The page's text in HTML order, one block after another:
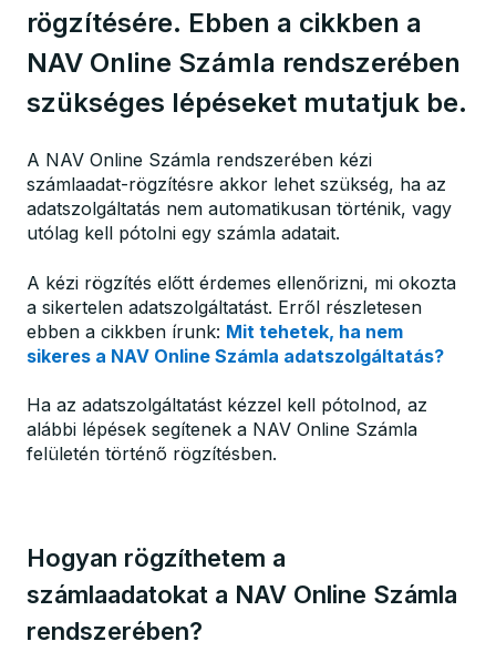
rögzítésére. Ebben a cikkben a
NAV Online Számla rendszerében
szükséges lépéseket mutatjuk be.
A NAV Online Számla rendszerében kézi
számlaadat-rögzítésre akkor lehet szükség, ha az
adatszolgáltatás nem automatikusan történik, vagy
utólag kell pótolni egy számla adatait.
A kézi rögzítés előtt érdemes ellenőrizni, mi okozta
a sikertelen adatszolgáltatást. Erről részletesen
ebben a cikkben írunk: Mit tehetek, ha nem
sikeres a NAV Online Számla adatszolgáltatás?
Ha az adatszolgáltatást kézzel kell pótolnod, az
alábbi lépések segítenek a NAV Online Számla
felületén történő rögzítésben.
Hogyan rögzíthetem a
számlaadatokat a NAV Online Számla
rendszerében?